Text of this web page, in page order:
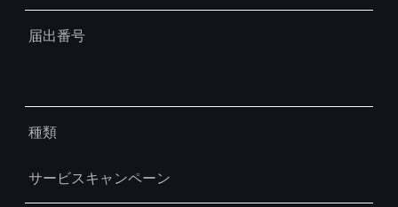
届出番号
種類
サービスキャンペーン